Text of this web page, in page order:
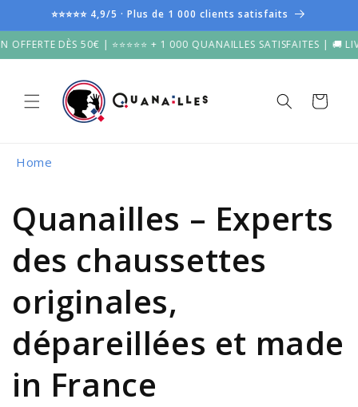
passer
au
contenu
⭐⭐⭐⭐⭐ 4,9/5 · Plus de 1 000 clients satisfaits
DÈS 50€ | ⭐⭐⭐⭐⭐ + 1 000 QUANAILLES SATISFAITES | 🚚
Panier
Home
Quanailles – Experts
des chaussettes
originales,
dépareillées et made
in France